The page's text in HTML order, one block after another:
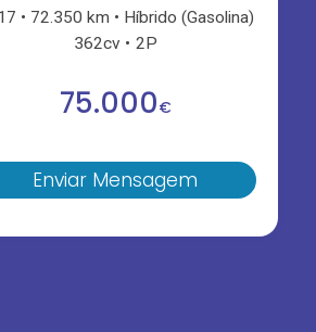
72.350 km
Híbrido (Gasolina)
362cv
2P
75.000€
Enviar Mensagem